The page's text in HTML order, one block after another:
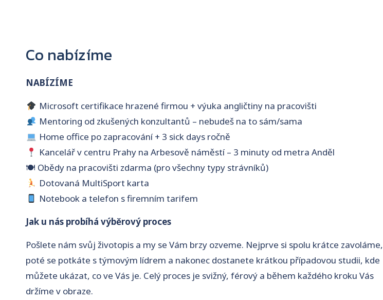
Co nabízíme
NABÍZÍME
Microsoft certifikace hrazené firmou + výuka angličtiny na pracovišti
Mentoring od zkušených konzultantů – nebudeš na to sám/sama
Home office po zapracování + 3 sick days ročně
Kancelář v centru Prahy na Arbesově náměstí – 3 minuty od metra Anděl
🍽 Obědy na pracovišti zdarma (pro všechny typy strávníků)
Dotovaná MultiSport karta
Notebook a telefon s firemním tarifem
Jak u nás probíhá výběrový proces
Pošlete nám svůj životopis a my se Vám brzy ozveme. Nejprve si spolu krátce zavoláme,
poté se potkáte s týmovým lídrem a nakonec dostanete krátkou případovou studii, kde
můžete ukázat, co ve Vás je. Celý proces je svižný, férový a během každého kroku Vás
držíme v obraze.